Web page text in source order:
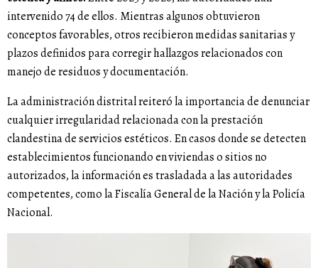
intervenido 74 de ellos. Mientras algunos obtuvieron
conceptos favorables, otros recibieron medidas sanitarias y
plazos definidos para corregir hallazgos relacionados con
manejo de residuos y documentación.
La administración distrital reiteró la importancia de denunciar
cualquier irregularidad relacionada con la prestación
clandestina de servicios estéticos. En casos donde se detecten
establecimientos funcionando en viviendas o sitios no
autorizados, la información es trasladada a las autoridades
competentes, como la Fiscalía General de la Nación y la Policía
Nacional.